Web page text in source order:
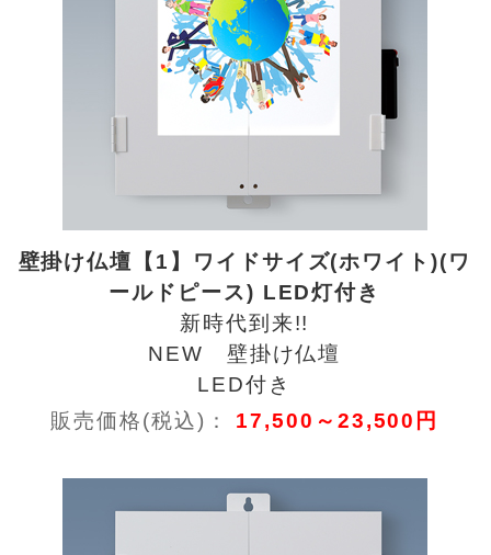
壁掛け仏壇【1】ワイドサイズ(ホワイト)(ワ
ールドピース) LED灯付き
新時代到来!!
NEW 壁掛け仏壇
LED付き
販売価格(税込)： 17,500～23,500円